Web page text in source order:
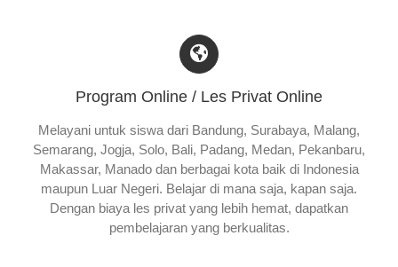
Program Online / Les Privat Online
Melayani untuk siswa dari Bandung, Surabaya, Malang,
Semarang, Jogja, Solo, Bali, Padang, Medan, Pekanbaru,
Makassar, Manado dan berbagai kota baik di Indonesia
maupun Luar Negeri. Belajar di mana saja, kapan saja.
Dengan biaya les privat yang lebih hemat, dapatkan
pembelajaran yang berkualitas.